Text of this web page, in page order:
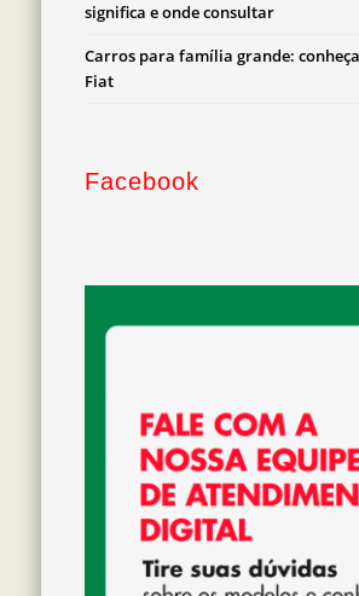
significa e onde consultar
Carros para família grande:
Fiat
Facebook